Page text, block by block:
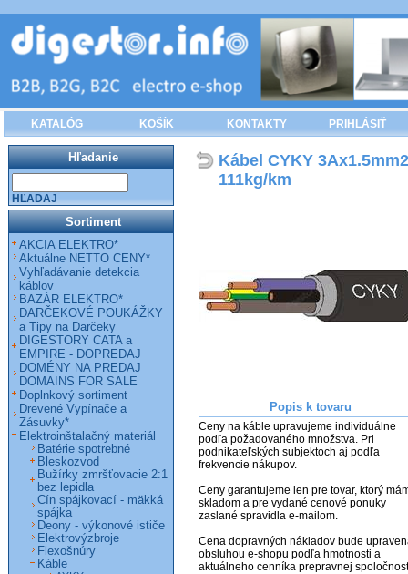
KATALÓG KOŠÍK KONTAKTY PRIHLÁSIŤ
Kábel CYKY
111kg/km
Popis k tovaru
Ceny na káble upravujeme individuálne
podľa požadovaného množstva. Pri
podnikateľských subjektoch aj podľa
frekvencie nákupov.
Ceny garantujeme len pre tovar, ktorý
skladom a pre vydané cenové ponuky
zaslané spravidla e-mailom.
Cena dopravných nákladov bude
obsluhou e-shopu podľa hmotnosti a
aktuálneho cenníka prepravnej
Hľadanie
HĽADAJ
Sortiment
AKCIA ELEKTRO*
Aktuálne NETTO CENY*
Vyhľadávanie detekcia
káblov
BAZÁR ELEKTRO*
DARČEKOVÉ POUKÁŽKY
a Tipy na Darčeky
DIGESTORY CATA a
EMPIRE - DOPREDAJ
DOMÉNY NA PREDAJ
DOMAINS FOR SALE
Doplnkový sortiment
Drevené Vypínače a
Zásuvky*
Elektroinštalačný materiál
Batérie spotrebné
Bleskozvod
Bužírky zmršťovacie 2:1
bez lepidla
Cín spájkovací - mäkká
spájka
Deony - výkonové ističe
Elektrovýzbroje
Flexošnúry
Káble